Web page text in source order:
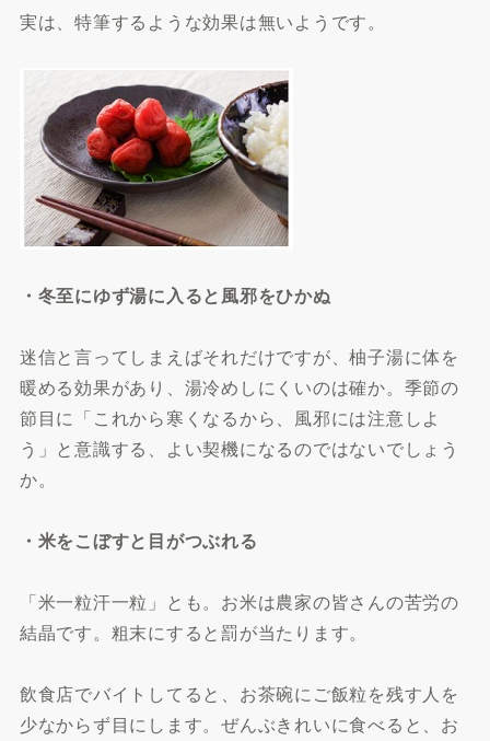
実は、特筆するような効果は無いようです。
・冬至にゆず湯に入ると風邪をひかぬ
迷信と言ってしまえばそれだけですが、柚子湯に体を
暖める効果があり、湯冷めしにくいのは確か。季節の
節目に「これから寒くなるから、風邪には注意しよ
う」と意識する、よい契機になるのではないでしょう
か。
・米をこぼすと目がつぶれる
「米一粒汗一粒」とも。お米は農家の皆さんの苦労の
結晶です。粗末にすると罰が当たります。
飲食店でバイトしてると、お茶碗にご飯粒を残す人を
少なからず目にします。ぜんぶきれいに食べると、お